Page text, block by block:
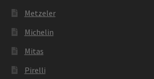
Metzeler
Michelin
Mitas
Pirelli